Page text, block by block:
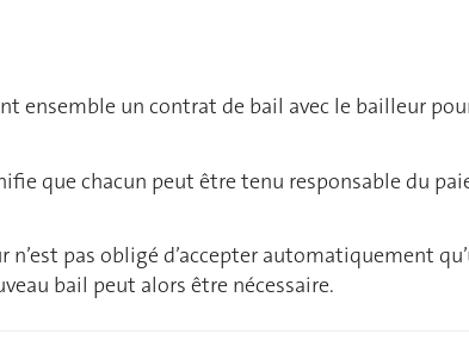
ensemble un contrat de bail avec le bailleur
que chacun peut être tenu responsable du
pas obligé d’accepter automatiquement
bail peut alors être nécessaire.